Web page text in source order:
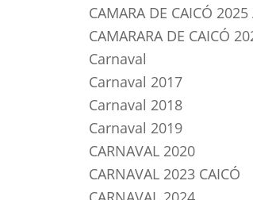
CAMARA DE CAICÓ
CAMARARA DE CAICÓ
Carnaval
Carnaval 2017
Carnaval 2018
Carnaval 2019
CARNAVAL 2020
CARNAVAL 2023 CAICÓ